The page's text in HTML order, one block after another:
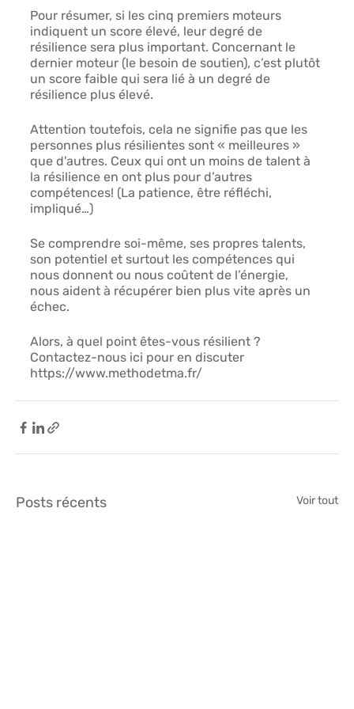
Pour résumer, si les cinq premiers moteurs
indiquent un score élevé, leur degré de
résilience sera plus important. Concernant le
dernier moteur (le besoin de soutien), c’est plutôt
un score faible qui sera lié à un degré de
résilience plus élevé.
Attention toutefois, cela ne signifie pas que les
personnes plus résilientes sont « meilleures »
que d'autres. Ceux qui ont un moins de talent à
la résilience en ont plus pour d’autres
compétences! (La patience, être réfléchi,
impliqué…)
Se comprendre soi-même, ses propres talents,
son potentiel et surtout les compétences qui
nous donnent ou nous coûtent de l’énergie,
nous aident à récupérer bien plus vite après un
échec.
Alors, à quel point êtes-vous résilient ?
Contactez-nous ici pour en discuter
https://www.methodetma.fr/
Posts récents Voir tout